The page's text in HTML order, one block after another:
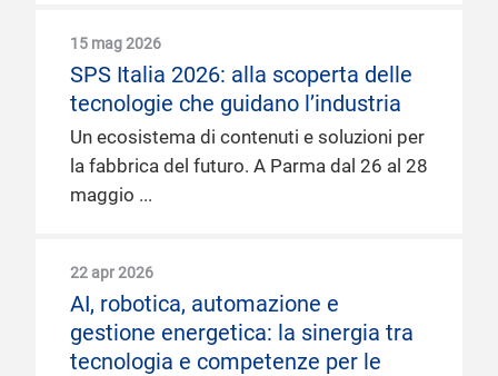
15 mag 2026
SPS Italia 2026: alla scoperta delle
tecnologie che guidano l’industria
Un ecosistema di contenuti e soluzioni per
la fabbrica del futuro. A Parma dal 26 al 28
maggio
22 apr 2026
AI, robotica, automazione e
gestione energetica: la sinergia tra
tecnologia e competenze per le